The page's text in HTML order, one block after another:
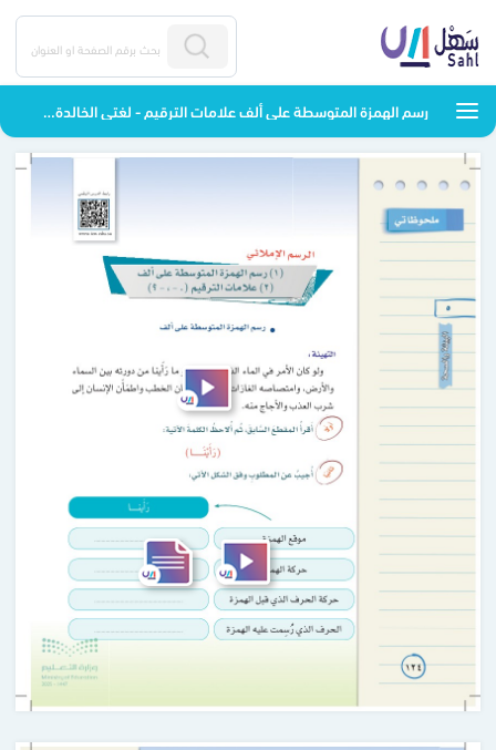
رسم الهمزة المتوسطة على ألف علامات الترقيم - لغتي الخالدة 2 - أول متوسط